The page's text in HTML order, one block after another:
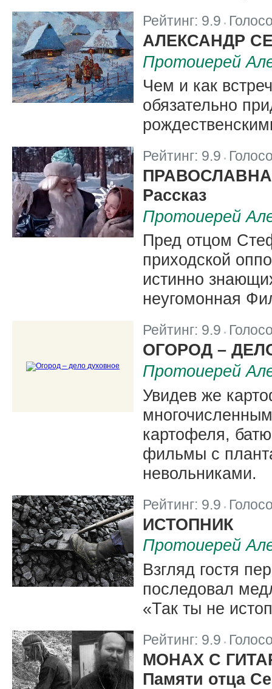
Рейтинг: 9.9
АЛЕКСАНДР
Протоиерей
Чем и как
обязательно
Рейтинг: 9.9
Рассказ
Протоиерей
Пред отцом
приходской
истинно
неугомонная
Рейтинг: 9.9
ОГОРОД –
Протоиерей
Увидев же
картофеля,
фильмы с
невольниками.
Рейтинг: 9.9 |
ИСТОПНИК
Протоиерей
Взгляд гостя
последовал
«Так ты не
Рейтинг: 9.9 |
МОНАХ С
Памяти отца